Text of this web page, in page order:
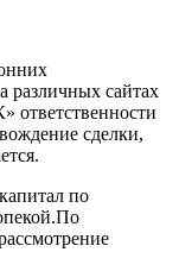
различных сайтах
ответственности
сделки,
по